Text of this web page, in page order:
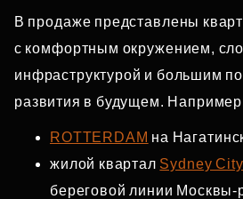
В продаже представлены
с комфортным окружением,
инфраструктурой и большим
развития в будущем.
ROTTERDAM на
жилой квартал Sydney City
береговой линии